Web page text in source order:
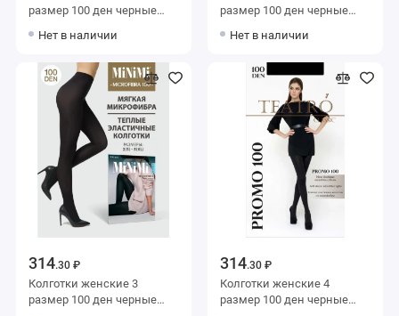
размер 100 ден черные
Нет в наличии
размер 100 ден черные
Нет в наличии
314.30 ₽
Колготки женские 3
размер 100 ден черные
314.30 ₽
Колготки женские 4
размер 100 ден черные